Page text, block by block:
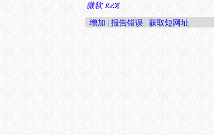
微软 ደረጃ
增加 | 报告错误 | 获取短网址